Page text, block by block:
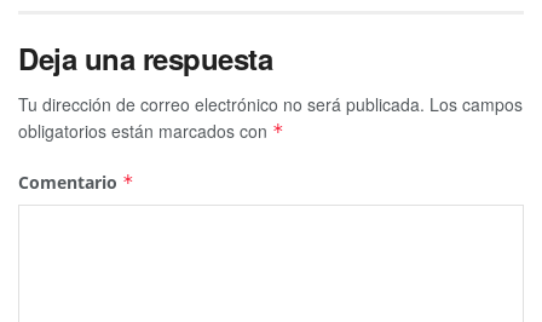
Deja una respuesta
Tu dirección de correo electrónico no será publicada. Los campos
obligatorios están marcados con *
Comentario *